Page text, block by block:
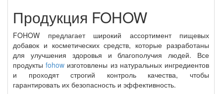
Продукция FOHOW
FOHOW предлагает широкий ассортимент пищевых
добавок и косметических средств, которые разработаны
для улучшения здоровья и благополучия людей. Все
продуктыfohow изготовлены из натуральных ингредиентов
и проходят строгий контроль качества, чтобы
гарантировать их безопасность и эффективность.